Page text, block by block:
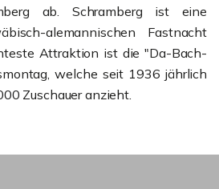
ab. Schramberg ist eine
alemannischen Fastnacht
Attraktion ist die "Da-Bach-
welche seit 1936 jährlich
Zuschauer anzieht.